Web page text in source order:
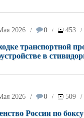
2026 / 0 / 453 /
транспортной
в
2026 / 0 / 509 /
России по